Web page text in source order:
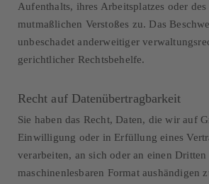
Aufenthalts, ihres Arbeitsplatzes oder des
mutmaßlichen Verstoßes zu. Das
unbeschadet anderweitiger
gerichtlicher Rechtsbehelfe.
Recht auf Datenübertragbarkeit
Sie haben das Recht, Daten, die wir auf
Einwilligung oder in Erfüllung eines
verarbeiten, an sich oder an einen
maschinenlesbaren Format aushändigen